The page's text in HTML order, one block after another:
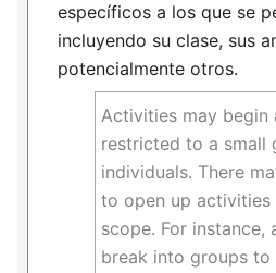
específicos a los que se
incluyendo su clase, sus
potencialmente otros.
Activities may begin
restricted to a small
individuals. There
to open up
scope. For instance,
break into groups to